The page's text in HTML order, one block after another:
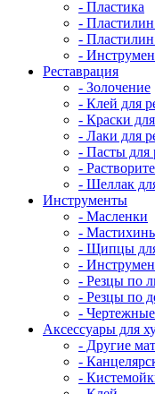
- Пластика
-
-
-
Реставрация
- Золочение
- Клей для
- Краски
- Лаки для
- Пасты для
-
- Шеллак
Инструменты
- Масленки
-
- Щипцы для
-
- Резцы по
- Резцы по
-
Аксессуары для
- Другие
-
-